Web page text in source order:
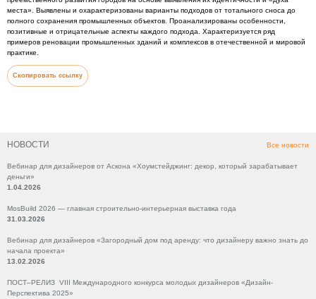
НОВОСТИ Все новости
Вебинар для дизайнеров от Аскона «Хоумстейджинг: декор, который зарабатывает
деньги»
1.04.2026
MosBuild 2026 — главная строительно-интерьерная выставка года
31.03.2026
Вебинар для дизайнеров «Загородный дом под аренду: что дизайнеру важно знать до
начала проекта»
13.02.2026
ПОСТ–РЕЛИЗ VIII Международного конкурса молодых дизайнеров «Дизайн-
Перспектива 2025»
места». Выявлены и охарактеризованы варианты подходов от тотального сноса до
полного сохранения промышленных объектов. Проанализированы особенности,
позитивные и отрицательные аспекты каждого подхода. Характеризуется ряд
примеров реновации промышленных зданий и комплексов в отечественной и мировой
практике.
Скопировать ссылку